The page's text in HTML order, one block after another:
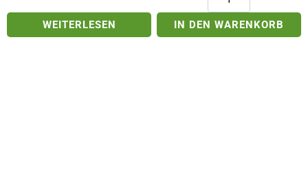
WEITERLESEN
Schweinegrieben
gewürzt
Menge
IN DEN WARENKORB